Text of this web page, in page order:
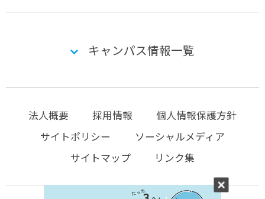
キャンパス情報一覧
法人概要 採用情報
個人情報保護方針
サイトポリシー
ソーシャルメディア
サイトマップ
リンク集